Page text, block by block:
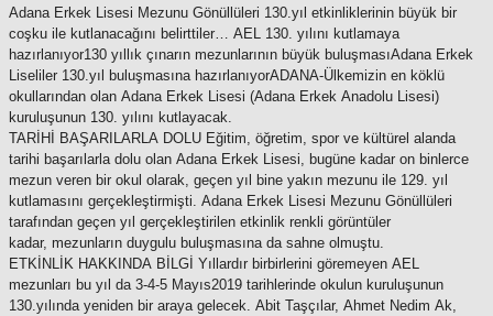
Adana Erkek Lisesi Mezunu Gönüllüleri 130.yıl etkinliklerinin büyük bir
coşku ile kutlanacağını belirttiler… AEL 130. yılını kutlamaya
hazırlanıyor130 yıllık çınarın mezunlarının büyük buluşmasıAdana Erkek
Liseliler 130.yıl buluşmasına hazırlanıyorADANA-Ülkemizin en köklü
okullarından olan Adana Erkek Lisesi (Adana Erkek Anadolu Lisesi)
kuruluşunun 130. yılını kutlayacak.
TARİHİ BAŞARILARLA DOLU Eğitim, öğretim, spor ve kültürel alanda
tarihi başarılarla dolu olan Adana Erkek Lisesi, bugüne kadar on binlerce
mezun veren bir okul olarak, geçen yıl bine yakın mezunu ile 129. yıl
kutlamasını gerçekleştirmişti. Adana Erkek Lisesi Mezunu Gönüllüleri
tarafından geçen yıl gerçekleştirilen etkinlik renkli görüntüler
kadar, mezunların duygulu buluşmasına da sahne olmuştu.
ETKİNLİK HAKKINDA BİLGİ Yıllardır birbirlerini göremeyen AEL
mezunları bu yıl da 3-4-5 Mayıs2019 tarihlerinde okulun kuruluşunun
130.yılında yeniden bir araya gelecek. Abit Taşçılar, Ahmet Nedim Ak,